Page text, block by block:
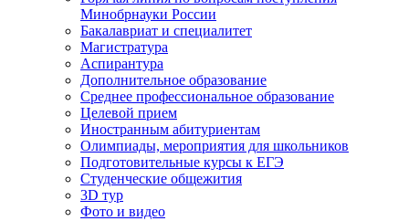
Минобрнауки России
Бакалавриат и специалитет
Магистратура
Аспирантура
Дополнительное образование
Среднее профессиональное образование
Целевой прием
Иностранным абитуриентам
Олимпиады, мероприятия для школьников
Подготовительные курсы к ЕГЭ
Студенческие общежития
3D тур
Фото и видео